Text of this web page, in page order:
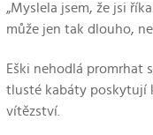
„Myslela jsem, že jsi
může jen tak dlouho,
Eški nehodlá promrhat
tlusté kabáty poskytují
vítězství.